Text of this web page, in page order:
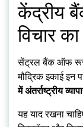
केंद्रीय
विचार
सेंट्रल बैंक ऑफ रूस
मौद्रिक इकाई इन
में अंतर्राष्ट्रीय
यह याद रखना